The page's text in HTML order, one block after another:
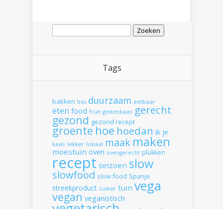
Zoeken
Tags
bakken bos duurzaam eetbaar
eten food fruit geitenkaas gerecht
gezond gezond recept
groente hoe hoedan ik je
kaas lekker lokaal maak maken
moestuin oven ovengerecht plukken
recept seizoen slow
slowfood slow food Spanje
streekproduct suiker tuin vega
vegan veganistisch